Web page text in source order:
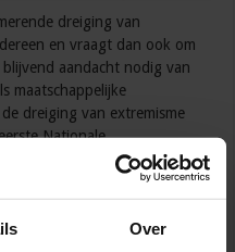
Over
dreiging van
en vraagt dan ook om
aandacht nodig van
maatschappelijke
dreiging van extremisme
Nationale
minister Yeşilgöz-Zegerius